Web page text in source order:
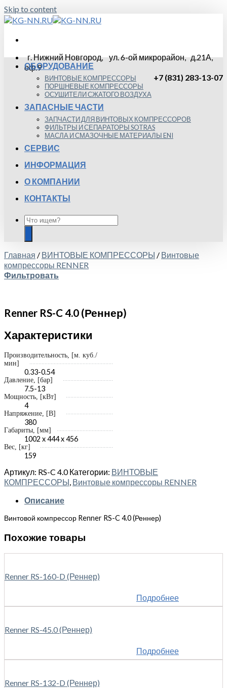
Skip to content
г. Нижний Новгород, ул. 6-ой микрорайон, д.21А,
оф.9
+7 (831) 283-13-07
ОБОРУДОВАНИЕ
ВИНТОВЫЕ КОМПРЕССОРЫ
ПОРШНЕВЫЕ КОМПРЕССОРЫ
ОСУШИТЕЛИ СЖАТОГО ВОЗДУХА
ЗАПАСНЫЕ ЧАСТИ
ЗАПЧАСТИ ДЛЯ ВИНТОВЫХ КОМПРЕССОРОВ
ФИЛЬТРЫ И СЕПАРАТОРЫ SOTRAS
МАСЛА И СМАЗОЧНЫЕ МАТЕРИАЛЫ ENI
СЕРВИС
ИНФОРМАЦИЯ
О КОМПАНИИ
КОНТАКТЫ
Главная / ВИНТОВЫЕ КОМПРЕССОРЫ / Винтовые
компрессоры RENNER
Фильтровать
Renner RS-C 4.0 (Реннер)
Характеристики
Производительность, [м. куб./
мин]
0.33-0.54
Давление, [бар]
7.5-13
Мощность, [кВт]
4
Напряжение, [В]
380
Габариты, [мм]
1002 x 444 x 456
Вес, [кг]
159
Артикул: RS-C 4.0 Категории: ВИНТОВЫЕ
КОМПРЕССОРЫ, Винтовые компрессоры RENNER
Описание
Винтовой компрессор Renner RS-C 4.0 (Реннер)
Похожие товары
Renner RS-160-D (Реннер)
Подробнее
Renner RS-45.0 (Реннер)
Подробнее
Renner RS-132-D (Реннер)